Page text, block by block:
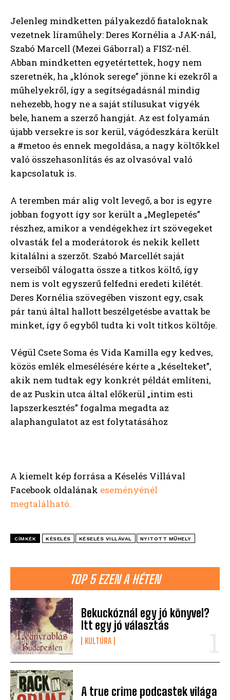
TOP 5 EZEN A HÉTEN
Bekuckóznál egy jó könyvel?
Itt egy jó választás
KULTÚRA
A true crime podcastek világa
Jelenleg mindketten pályakezdő fiataloknak
vezetnek líraműhely: Deres Kornélia a JAK-nál,
Szabó Marcell (Mezei Gáborral) a FISZ-nél.
Abban mindketten egyetértettek, hogy nem
szeretnék, ha „klónok serege” jönne ki ezekről a
műhelyekről, így a segítségadásnál mindig
nehezebb, hogy ne a saját stílusukat vigyék
bele, hanem a szerző hangját. Az est folyamán
újabb versekre is sor kerül, vágódeszkára került
a #metoo és ennek megoldása, a nagy költőkkel
való összehasonlítás és az olvasóval való
kapcsolatuk is.
A teremben már alig volt levegő, a bor is egyre
jobban fogyott így sor került a „Meglepetés”
részhez, amikor a vendégekhez írt szövegeket
olvasták fel a moderátorok és nekik kellett
kitalálni a szerzőt. Szabó Marcellét saját
verseiből válogatta össze a titkos költő, így
nem is volt egyszerű felfedni eredeti kilétét.
Deres Kornélia szövegében viszont egy, csak
pár tanú által hallott beszélgetésbe avattak be
minket, így ő egyből tudta ki volt titkos költője.
Végül Csete Soma és Vida Kamilla egy kedves,
közös emlék elmesélésére kérte a „késelteket”,
akik nem tudtak egy konkrét példát említeni,
de az Puskin utca által előkerül „intim esti
lapszerkesztés” fogalma megadta az
alaphangulatot az est folytatásához
A kiemelt kép forrása a Késelés Villával
Facebook oldalának eseményénél
megtalálható.
CÍMKÉK KÉSELÉS KÉSELÉS VILLÁVAL NYITOTT MŰHELY